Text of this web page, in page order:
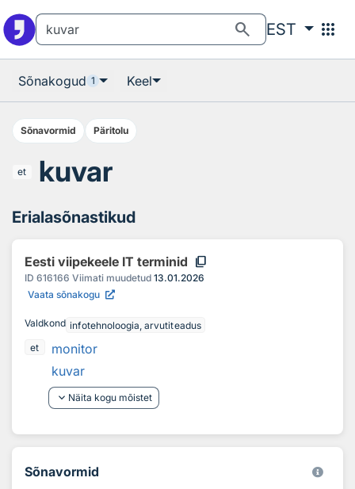
search EST apps
Sõnakogud 1 Keel
Sõnavormid Päritolu
et kuvar
Erialasõnastikud
Eesti viipekeele IT terminid content_copy
ID 616166 Viimati muudetud 13.01.2026
Vaata sõnakogu
Valdkond infotehnoloogia, arvutiteadus
et
monitor
kuvar
keyboard_arrow_down Näita kogu mõistet
Sõnavormid